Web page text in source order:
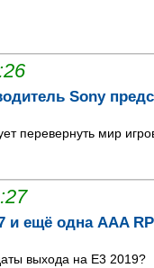
Sony
перевернуть мир
и ещё одна AAA
выхода на E3 2019?